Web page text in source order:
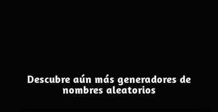
Descubre aún más generadores de
nombres aleatorios